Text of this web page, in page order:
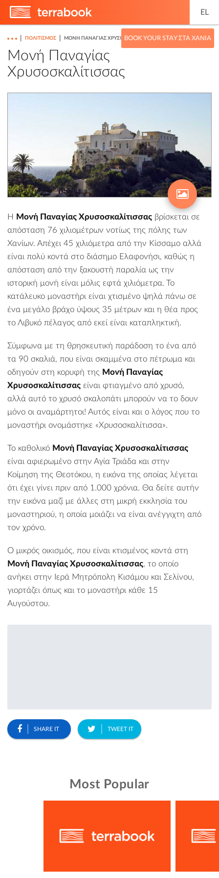
EL
BOOK YOUR STAY ΣΤΑ ΧΑΝΙΆ
ΠΟΛΙΤΙΣΜΌΣ ΜΟΝΉ ΠΑΝΑΓΊΑΣ ΧΡΥΣΟΣΚΑΛΊΤΙΣΣΑΣ
Μονή Παναγίας
Χρυσοσκαλίτισσας
H Μονή Παναγίας Χρυσοσκαλίτισσας βρίσκεται σε
απόσταση 76 χιλιομέτρων νοτίως της πόλης των
Χανίων. Απέχει 45 χιλιόμετρα από την Κίσσαμο αλλά
είναι πολύ κοντά στο διάσημο Ελαφονήσι, καθώς η
απόσταση από την ξακουστή παραλία ως την
ιστορική μονή είναι μόλις εφτά χιλιόμετρα. Το
κατάλευκο μοναστήρι είναι χτισμένο ψηλά πάνω σε
ένα μεγάλο βράχο ύψους 35 μέτρων και η θέα προς
το Λιβυκό πέλαγος από εκεί είναι καταπληκτική.
Σύμφωνα με τη θρησκευτική παράδοση το ένα από
τα 90 σκαλιά, που είναι σκαμμένα στο πέτρωμα και
οδηγούν στη κορυφή της Μονή Παναγίας
Χρυσοσκαλίτισσας είναι φτιαγμένο από χρυσό,
αλλά αυτό το χρυσό σκαλοπάτι μπορούν να το δουν
μόνο οι αναμάρτητοι! Αυτός είναι και ο λόγος που το
μοναστήρι ονομάστηκε «Χρυσοσκαλίτισσα».
Το καθολικό Μονή Παναγίας Χρυσοσκαλίτισσας
είναι αφιερωμένο στην Αγία Τριάδα και στην
Κοίμηση της Θεοτόκου, η εικόνα της οποίας λέγεται
ότι έχει γίνει πριν από 1.000 χρόνια. Θα δείτε αυτήν
την εικόνα μαζί με άλλες στη μικρή εκκλησία του
μοναστηριού, η οποία μοιάζει να είναι ανέγγιχτη από
τον χρόνο.
Ο μικρός οικισμός, που είναι κτισμένος κοντά στη
Μονή Παναγίας Χρυσοσκαλίτισσας, το οποίο
ανήκει στην Ιερά Μητρόπολη Κισάμου και Σελίνου,
γιορτάζει όπως και το μοναστήρι κάθε 15
Αυγούστου.
SHARE IT TWEET IT
Most Popular